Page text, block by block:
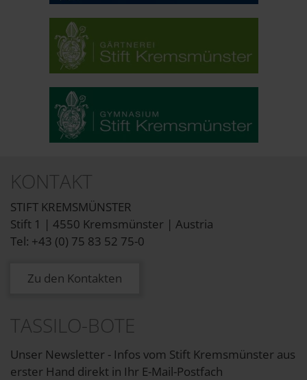
KONTAKT
STIFT KREMSMÜNSTER
Stift 1 | 4550 Kremsmünster | Austria
Tel: +43 (0) 75 83 52 75-0
Zu den Kontakten
TASSILO-BOTE
Unser Newsletter - Infos vom Stift Kremsmünster aus
erster Hand direkt in Ihr E-Mail-Postfach